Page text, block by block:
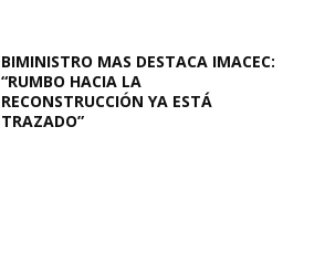
BIMINISTRO MAS DESTACA IMACEC:
“RUMBO HACIA LA
RECONSTRUCCIÓN YA ESTÁ
TRAZADO”